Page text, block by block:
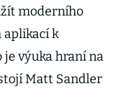
moderního
k
je výuka hraní na
Matt Sandler